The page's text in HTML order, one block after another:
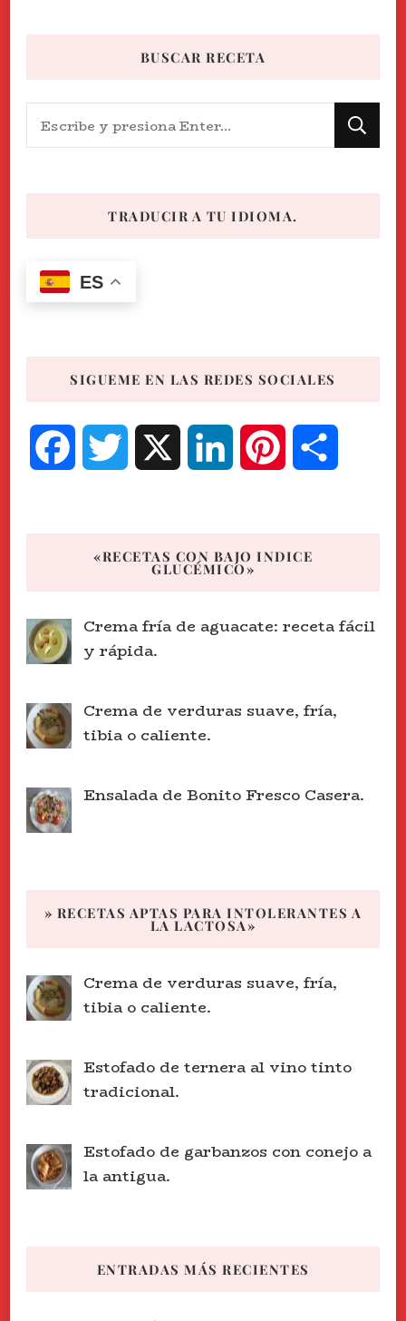
BUSCAR RECETA
¿Buscas
algo?
TRADUCIR A TU IDIOMA.
ES
SIGUEME EN LAS REDES SOCIALES
FacebookTwitter LinkedInPinterest
«RECETAS CON BAJO INDICE
GLUCÉMICO»
Crema fría de aguacate: receta fácil
y rápida.
Crema de verduras suave, fría,
tibia o caliente.
Ensalada de Bonito Fresco Casera.
» RECETAS APTAS PARA INTOLERANTES A
LA LACTOSA»
Crema de verduras suave, fría,
tibia o caliente.
Estofado de ternera al vino tinto
tradicional.
Estofado de garbanzos con conejo a
la antigua.
ENTRADAS MÁS RECIENTES